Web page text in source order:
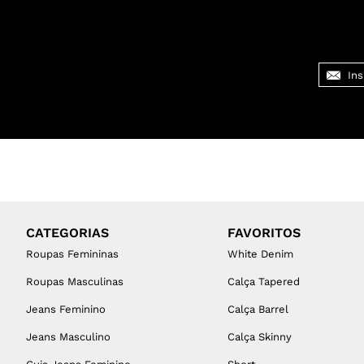
CATEGORIAS
Roupas Femininas
Roupas Masculinas
Jeans Feminino
Jeans Masculino
FAVORITOS
White Denim
Calça Tapered
Calça Barrel
Calça Skinny